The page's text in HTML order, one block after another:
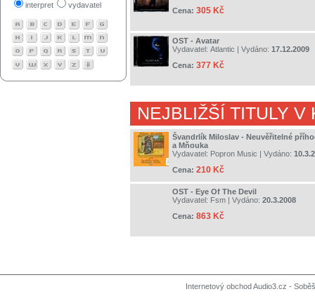
interpret vydavatel
Cena: 305 Kč
OST - Avatar
Vydavatel: Atlantic | Vydáno: 17.12.2009
Cena: 377 Kč
NEJBLIŽŠÍ TITULY V
Švandrlík Miloslav - Neuvěřitelné
a Mňouka
Vydavatel: Popron Music | Vydáno:
Cena: 210 Kč
OST - Eye Of The Devil
Vydavatel: Fsm | Vydáno: 20.3.2008
Cena: 863 Kč
Internetový obchod Audio3.cz -